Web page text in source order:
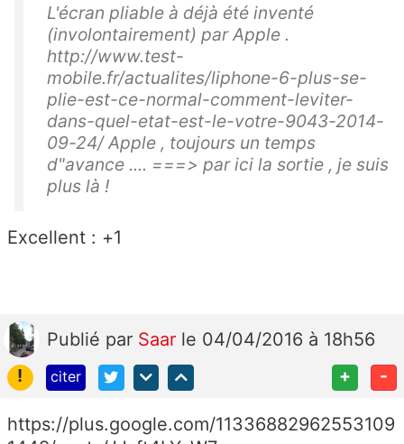
L'écran pliable à déjà été inventé
(involontairement) par Apple .
http://www.test-
mobile.fr/actualites/liphone-6-plus-se-
plie-est-ce-normal-comment-leviter-
dans-quel-etat-est-le-votre-9043-2014-
09-24/ Apple , toujours un temps
d"avance .... ===> par ici la sortie , je suis
plus là !
Excellent : +1
Publié par Saar le 04/04/2016 à 18h56
!
citer + -
https://plus.google.com/11336882962553109